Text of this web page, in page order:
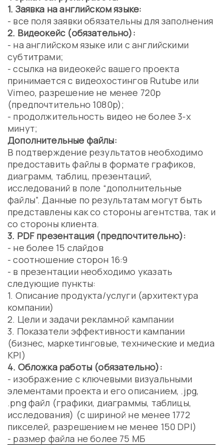
1. Заявка на английском языке:
- все поля заявки обязательны для заполнения
2. Видеокейс (обязательно):
- на английском языке или с английскими
субтитрами;
- ссылка на видеокейс вашего проекта
принимается с видеохостингов Rutube или
Vimeo, разрешение не менее 720p
(предпочтительно 1080p);
- продолжительность видео не более 3-х
минут;
Дополнительные файлы:
В подтверждение результатов необходимо
предоставить файлы в формате графиков,
диаграмм, таблиц, презентаций,
исследований в поле “дополнительные
файлы”. Данные по результатам могут быть
представлены как со стороны агентства, так и
со стороны клиента.
3. PDF презентация (предпочтительно):
- не более 15 слайдов
- соотношение сторон 16:9
- в презентации необходимо указать
следующие пункты:
1. Описание продукта/услуги (архитектура
компании)
2. Цели и задачи рекламной кампании
3. Показатели эффективности кампании
(бизнес, маркетинговые, технические и медиа
KPI)
4. Обложка работы (обязательно):
- изображение с ключевыми визуальными
элементами проекта и его описанием, .jpg,
.png файл (графики, диаграммы, таблицы,
исследования) (с шириной не менее 1772
пикселей, разрешением не менее 150 DPI)
- размер файла не более 75 МБ